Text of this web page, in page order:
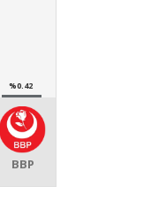
%0.42
BBP